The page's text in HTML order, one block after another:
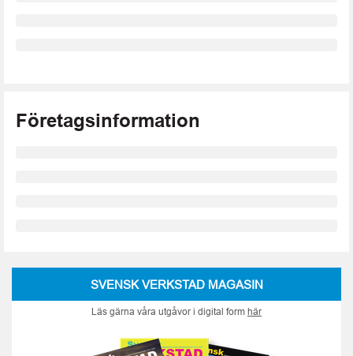
Företagsinformation
SVENSK VERKSTAD MAGASIN
Läs gärna våra utgåvor i digital form här